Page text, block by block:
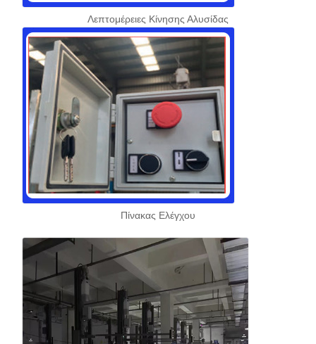
Λεπτομέρειες Κίνησης Αλυσίδας
Πίνακας Ελέγχου